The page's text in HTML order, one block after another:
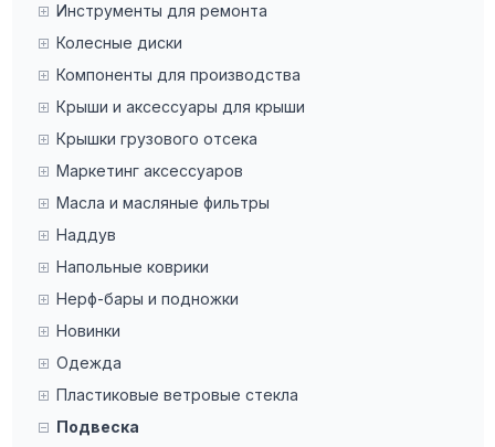
Инструменты для ремонта
Колесные диски
Компоненты для производства
Крыши и аксессуары для крыши
Крышки грузового отсека
Маркетинг аксессуаров
Масла и масляные фильтры
Наддув
Напольные коврики
Нерф-бары и подножки
Новинки
Одежда
Пластиковые ветровые стекла
Подвеска